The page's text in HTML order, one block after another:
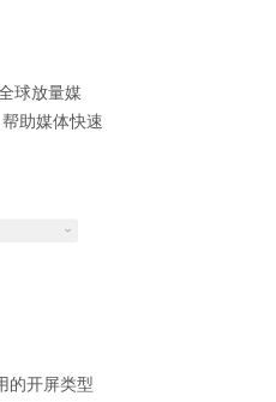
球放量媒
助媒体快速
的开屏类型